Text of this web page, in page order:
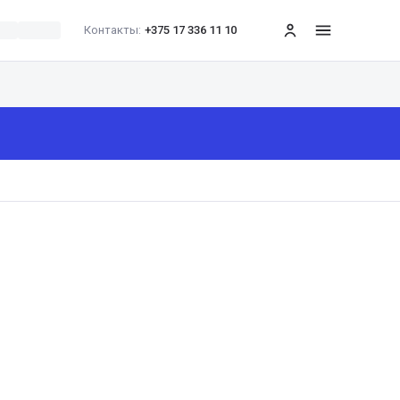
Контакты: +375 17 336 11 10 меню